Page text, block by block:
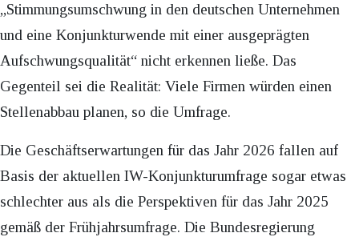
„Stimmungsumschwung in den deutschen Unternehmen
und eine Konjunkturwende mit einer ausgeprägten
Aufschwungsqualität“ nicht erkennen ließe. Das
Gegenteil sei die Realität: Viele Firmen würden einen
Stellenabbau planen, so die Umfrage.
Die Geschäftserwartungen für das Jahr 2026 fallen auf
Basis der aktuellen IW-Konjunkturumfrage sogar etwas
schlechter aus als die Perspektiven für das Jahr 2025
gemäß der Frühjahrsumfrage. Die Bundesregierung